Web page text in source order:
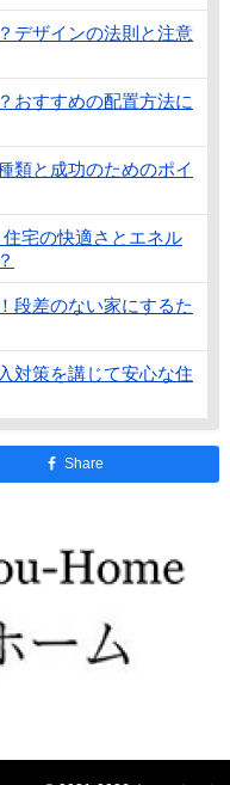
デザインの法則と注意
おすすめの配置方法に
類と成功のためのポイ
宅の快適さとエネル
段差のない家にするた
対策を講じて安心な住
Share